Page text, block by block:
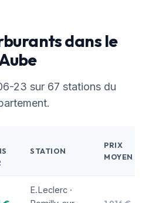
dans le
23 sur 67 stations du
STATION
PRIX
MOYEN
E.Leclerc ·